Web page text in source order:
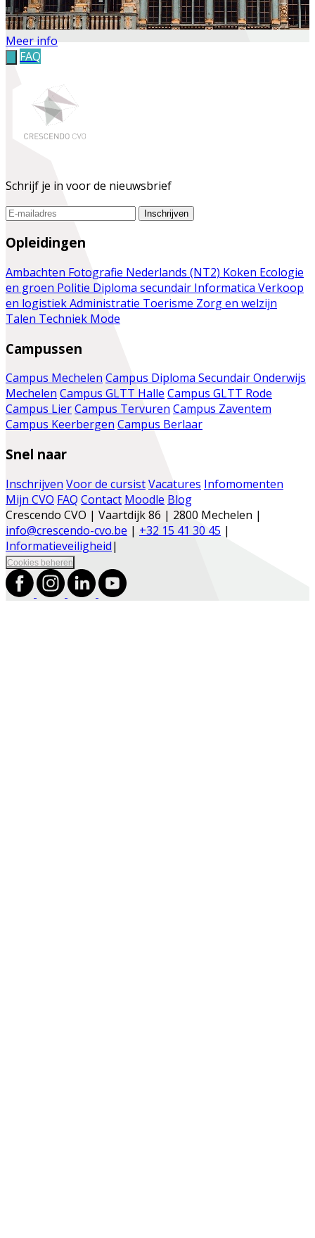
Meer info
FAQ
Schrijf je in voor de nieuwsbrief
Inschrijven
Opleidingen
Ambachten Fotografie Nederlands (NT2) Koken Ecologie
en groen Politie Diploma secundair Informatica Verkoop
en logistiekAdministratie Toerisme Zorg en welzijn
Talen Techniek Mode
Campussen
Campus Mechelen Campus Diploma Secundair Onderwijs
Mechelen Campus GLTT Halle Campus GLTT Rode
Campus LierCampus Tervuren Campus Zaventem
Campus Keerbergen Campus Berlaar
Snel naar
Inschrijven Voor de cursistVacatures Infomomenten
Mijn CVO FAQ Contact Moodle Blog
Crescendo CVO | Vaartdijk 86 | 2800 Mechelen |
info@crescendo-cvo.be | +32 15 41 30 45 |
Informatieveiligheid|
Cookies beheren